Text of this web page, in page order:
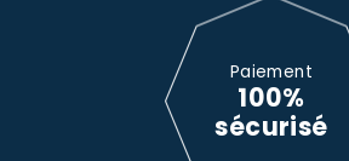
Paiement
100%
sécurisé